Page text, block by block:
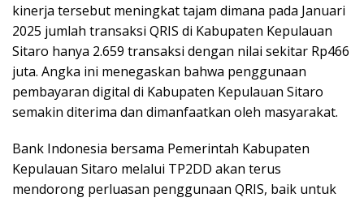
kinerja tersebut meningkat tajam dimana pada Januari
2025 jumlah transaksi QRIS di Kabupaten Kepulauan
Sitaro hanya 2.659 transaksi dengan nilai sekitar Rp466
juta. Angka ini menegaskan bahwa penggunaan
pembayaran digital di Kabupaten Kepulauan Sitaro
semakin diterima dan dimanfaatkan oleh masyarakat.
Bank Indonesia bersama Pemerintah Kabupaten
Kepulauan Sitaro melalui TP2DD akan terus
mendorong perluasan penggunaan QRIS, baik untuk